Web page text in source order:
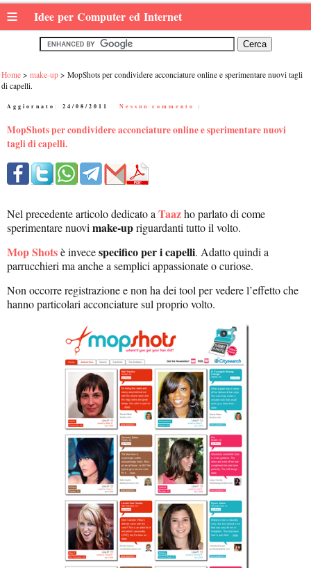
≡ Idee per Computer ed Internet
Home make-up
MopShots per condividere acconciature online e sperimentare nuovi tagli
di capelli.
Aggiornato: 24/08/2011 Nessun commento :
MopShots per condividere acconciature online e sperimentare nuovi
tagli di capelli.
Nel precedente articolo dedicato aTaazho parlato di come
sperimentare nuovimake-upriguardanti tutto il volto.
Mop Shotsè invecespecifico per i capelli. Adatto quindi a
parrucchieri ma anche a semplici appassionate o curiose.
Non occorre registrazione e non ha dei tool per vedere l’effetto che
hanno particolari acconciature sul proprio volto.